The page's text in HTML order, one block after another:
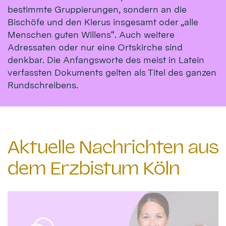
bestimmte Gruppierungen, sondern an die
Bischöfe und den Klerus insgesamt oder „alle
Menschen guten Willens“. Auch weitere
Adressaten oder nur eine Ortskirche sind
denkbar. Die Anfangsworte des meist in Latein
verfassten Dokuments gelten als Titel des ganzen
Rundschreibens.
Aktuelle Nachrichten aus
dem Erzbistum Köln